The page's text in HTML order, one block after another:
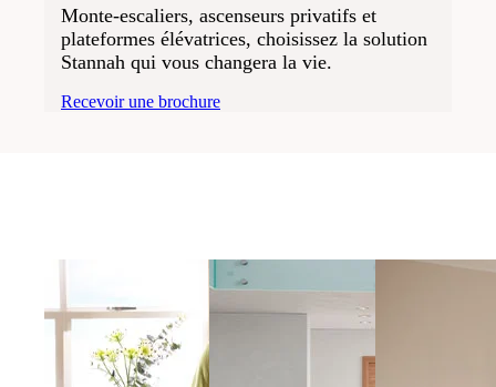
Monte-escaliers, ascenseurs privatifs et
plateformes élévatrices, choisissez la solution
Stannah qui vous changera la vie.
Recevoir une brochure